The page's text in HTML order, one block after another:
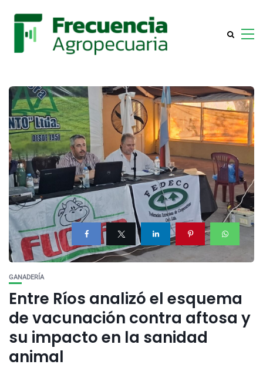
GANADERÍA
Entre Ríos analizó el esquema
de vacunación contra aftosa y
su impacto en la sanidad
animal